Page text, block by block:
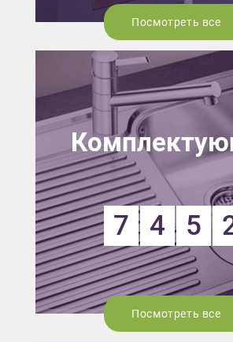
Посмотреть все
7 4 5
Посмотреть все